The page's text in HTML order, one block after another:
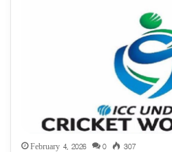
February 4, 2026 0 307